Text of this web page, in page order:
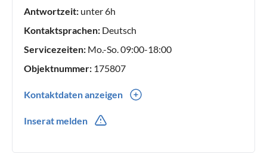
Antwortzeit: unter 6h
Kontaktsprachen: Deutsch
Servicezeiten: Mo.-So. 09:00-18:00
Objektnummer: 175807
Kontaktdaten anzeigen
Inserat melden